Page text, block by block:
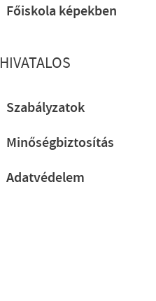
Főiskola képekben
HIVATALOS
Szabályzatok
Minőségbiztosítás
Adatvédelem